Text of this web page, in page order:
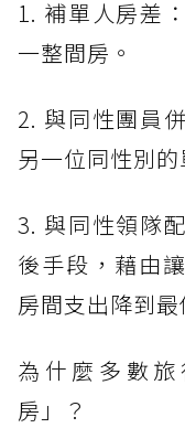
1. 補單人房差
一整間房。
2. 與同性團員
另一位同性別的
3. 與同性領隊
後手段，藉由
房間支出降到最
為什麼多數
房」？